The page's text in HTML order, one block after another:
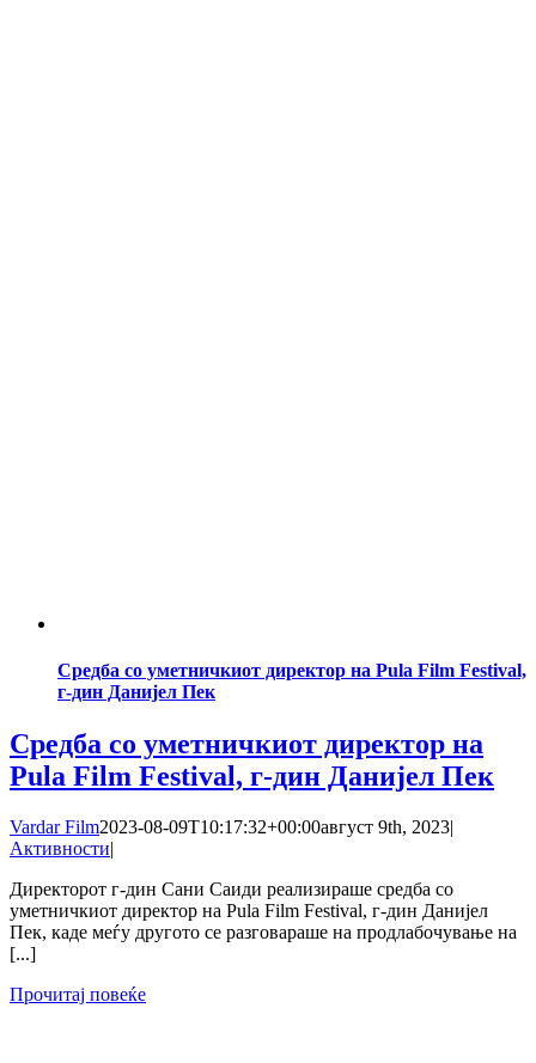
Средба со уметничкиот директор на Pula Film Festival,
г-дин Данијел Пек
Средба со уметничкиот директор на
Pula Film Festival, г-дин Данијел Пек
Vardar Film2023-08-09T10:17:32+00:00август 9th, 2023|
Активности|
Директорот г-дин Сани Саиди реализираше средба со
уметничкиот директор на Pula Film Festival, г-дин Данијел
Пек, каде меѓу другото се разговараше на продлабочување на
[...]
Прочитај повеќе